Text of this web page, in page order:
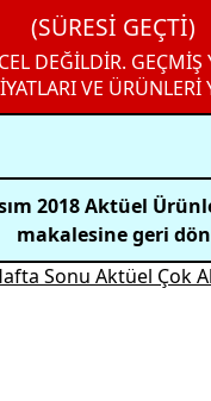
(SÜRESİ GEÇTİ)
DEĞİLDİR. GEÇMİŞ
VE ÜRÜNLERİ
2018 Aktüel
makalesine geri dön